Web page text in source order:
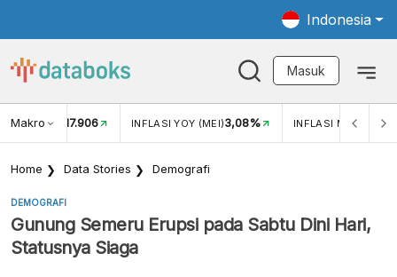
Indonesia
Masuk
Makro
USD/IDR 17.906 INFLASI YOY (MEI)3,08% INFLASI MOM (MEI)
Home Data Stories Demografi
DEMOGRAFI
Gunung Semeru Erupsi pada Sabtu Dini Hari,
Statusnya Siaga